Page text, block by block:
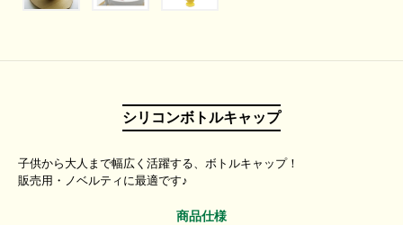
シリコンボトルキャップ
子供から大人まで幅広く活躍する、ボトルキャップ！
販売用・ノベルティに最適です♪
商品仕様